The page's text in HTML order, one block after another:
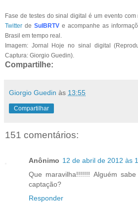
Fase de testes do sinal digital é um evento
Twitter de SulBRTVe acompanhe as
Brasil em tempo real.
Imagem: Jornal Hoje no sinal digital
Captura: Giorgio Guedin).
Compartilhe:
Giorgio Guedin às 13:55
Compartilhar
151 comentários:
Anônimo 12 de abril de 2012 às
Que maravilha!!!!!!! Alguém
captação?
Responder